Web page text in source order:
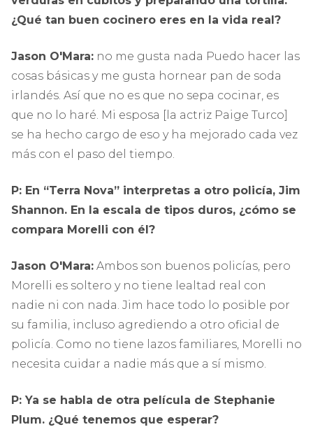
¿Qué tan buen cocinero eres en la vida real?
Jason O'Mara: no me gusta nada Puedo hacer las
cosas básicas y me gusta hornear pan de soda
irlandés. Así que no es que no sepa cocinar, es
que no lo haré. Mi esposa [la actriz Paige Turco]
se ha hecho cargo de eso y ha mejorado cada vez
más con el paso del tiempo.
P: En “Terra Nova” interpretas a otro policía, Jim
Shannon. En la escala de tipos duros, ¿cómo se
compara Morelli con él?
Jason O'Mara: Ambos son buenos policías, pero
Morelli es soltero y no tiene lealtad real con
nadie ni con nada. Jim hace todo lo posible por
su familia, incluso agrediendo a otro oficial de
policía. Como no tiene lazos familiares, Morelli no
necesita cuidar a nadie más que a sí mismo.
P: Ya se habla de otra película de Stephanie
Plum. ¿Qué tenemos que esperar?